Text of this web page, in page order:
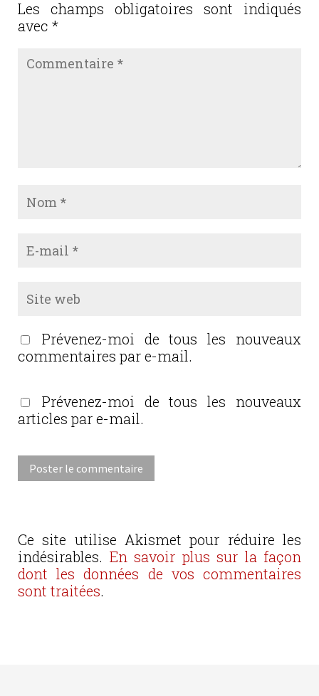
k
Les champs obligatoires sont indiqués
avec *
Prévenez-moi de tous les nouveaux
commentaires par e-mail.
Prévenez-moi de tous les nouveaux
articles par e-mail.
Ce site utilise Akismet pour réduire les
indésirables. En savoir plus sur la façon
dont les données de vos commentaires
sont traitées.